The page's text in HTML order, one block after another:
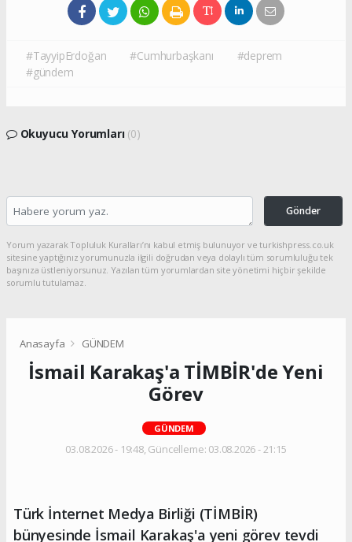
#TayyipErdoğan #Cumhurbaşkanı
#deprem
#gündem
Okuyucu Yorumları (0)
Gönder
Yorum yazarak Topluluk Kuralları’nı kabul etmiş bulunuyor ve turkishpress.co.uk
sitesine yaptığınız yorumunuzla ilgili doğrudan veya dolaylı tüm sorumluluğu tek
başınıza üstleniyorsunuz. Yazılan tüm yorumlardan site yönetimi hiçbir şekilde
sorumlu tutulamaz.
Anasayfa GÜNDEM
İsmail Karakaş'a TİMBİR'de Yeni
Görev
GÜNDEM
03.08.2026 - 19:48, Güncelleme: 03.08.2026 - 21:15
Türk İnternet Medya Birliği (TİMBİR)
bünyesinde İsmail Karakaş'a yeni görev tevdi